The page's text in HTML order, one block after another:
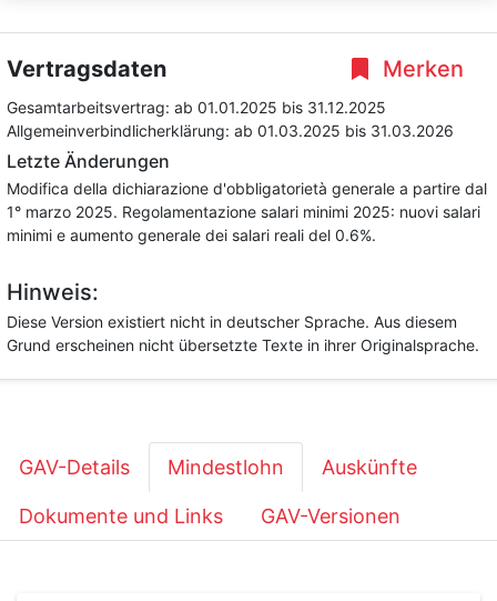
Merken
Vertragsdaten
Gesamtarbeitsvertrag: ab 01.01.2025 bis 31.12.2025
Allgemeinverbindlicherklärung: ab 01.03.2025 bis 31.03.2026
Letzte Änderungen
Modifica della dichiarazione d'obbligatorietà generale a partire dal
1° marzo 2025. Regolamentazione salari minimi 2025: nuovi salari
minimi e aumento generale dei salari reali del 0.6%.
Hinweis:
Diese Version existiert nicht in deutscher Sprache. Aus diesem
Grund erscheinen nicht übersetzte Texte in ihrer Originalsprache.
GAV-Details Mindestlohn Auskünfte
Dokumente und Links GAV-Versionen